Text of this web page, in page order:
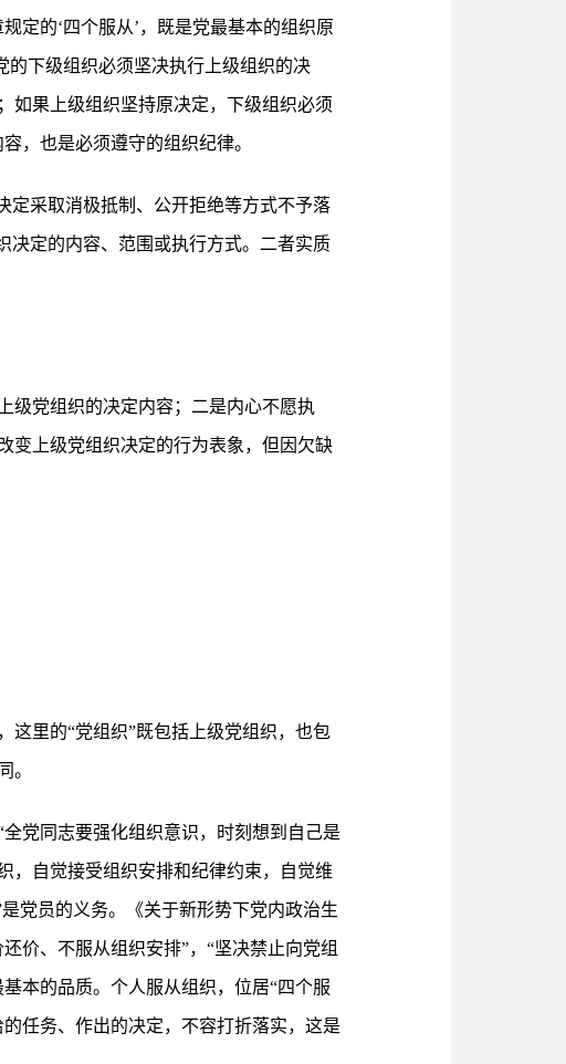
定的‘四个服从’，既是党最基本的组织原
的下级组织必须坚决执行上级组织的决
如果上级组织坚持原决定，下级组织必须
，也是必须遵守的组织纪律。
定采取消极抵制、公开拒绝等方式不予落
决定的内容、范围或执行方式。二者实质
级党组织的决定内容；二是内心不愿执
变上级党组织决定的行为表象，但因欠缺
这里的“党组织”既包括上级党组织，也包
。
党同志要强化组织意识，时刻想到自己是
，自觉接受组织安排和纪律约束，自觉维
党员的义务。《关于新形势下党内政治生
价、不服从组织安排”，“坚决禁止向党组
本的品质。个人服从组织，位居“四个服
任务、作出的决定，不容打折落实，这是